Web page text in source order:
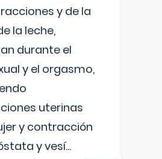
y de la
la leche,
durante el
y el orgasmo,
uterinas
y contracción
y vesí...